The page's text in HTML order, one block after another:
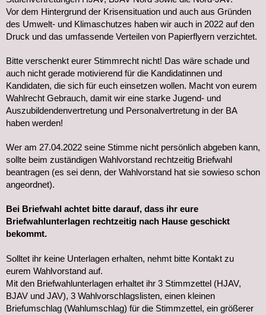
Vor dem Hintergrund der Krisensituation und auch aus Gründen
des Umwelt- und Klimaschutzes haben wir auch in 2022 auf den
Druck und das umfassende Verteilen von Papierflyern verzichtet.
Bitte verschenkt eurer Stimmrecht nicht! Das wäre schade und
auch nicht gerade motivierend für die Kandidatinnen und
Kandidaten, die sich für euch einsetzen wollen. Macht von eurem
Wahlrecht Gebrauch, damit wir eine starke Jugend- und
Auszubildendenvertretung und Personalvertretung in der BA
haben werden!
Wer am 27.04.2022 seine Stimme nicht persönlich abgeben kann,
sollte beim zuständigen Wahlvorstand rechtzeitig Briefwahl
beantragen (es sei denn, der Wahlvorstand hat sie sowieso schon
angeordnet).
Bei Briefwahl achtet bitte darauf, dass ihr eure
Briefwahlunterlagen rechtzeitig nach Hause geschickt
bekommt.
Solltet ihr keine Unterlagen erhalten, nehmt bitte Kontakt zu
eurem Wahlvorstand auf.
Mit den Briefwahlunterlagen erhaltet ihr 3 Stimmzettel (HJAV,
BJAV und JAV), 3 Wahlvorschlagslisten, einen kleinen
Briefumschlag (Wahlumschlag) für die Stimmzettel, ein größerer